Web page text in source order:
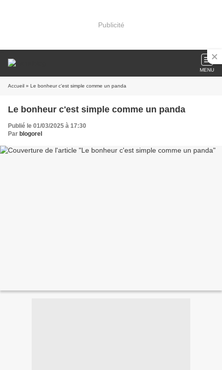
Publicité
MENU
Accueil » Le bonheur c'est simple comme un panda
Le bonheur c'est simple comme un panda
Publié le 01/03/2025 à 17:30
Par blogorel